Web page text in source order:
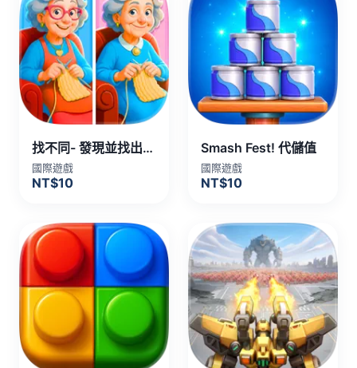
找不同- 發現並找出所有不同 代儲值
國際遊戲
NT$10
Smash Fest! 代儲值
國際遊戲
NT$10